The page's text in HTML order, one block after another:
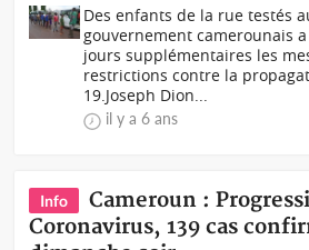
Des enfants de la rue testés
gouvernement camerounais
jours supplémentaires les
restrictions contre la
19.Joseph Dion...
il y a 6 ans
Info
Cameroun :
Coronavirus, 139 cas